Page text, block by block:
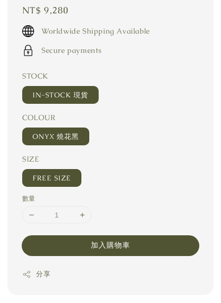
Regular
price
NT$ 9,280
Worldwide Shipping Available
Secure payments
STOCK
IN-STOCK 現貨
COLOUR
ONYX 燒花黑
SIZE
FREE SIZE
數量
加入購物車
分享